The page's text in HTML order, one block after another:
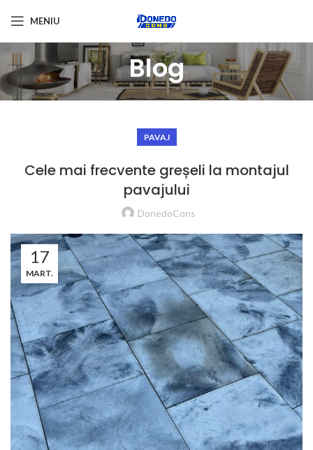
MENIU
Blog
PAVAJ
Cele mai frecvente greșeli la montajul
pavajului
DonedoCons
17
MART.